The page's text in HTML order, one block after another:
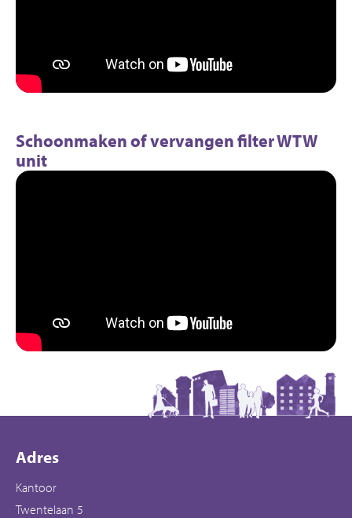
Schoonmaken of vervangen filter WTW
unit
Contactinformatie
Adres
Kantoor
Twentelaan 5